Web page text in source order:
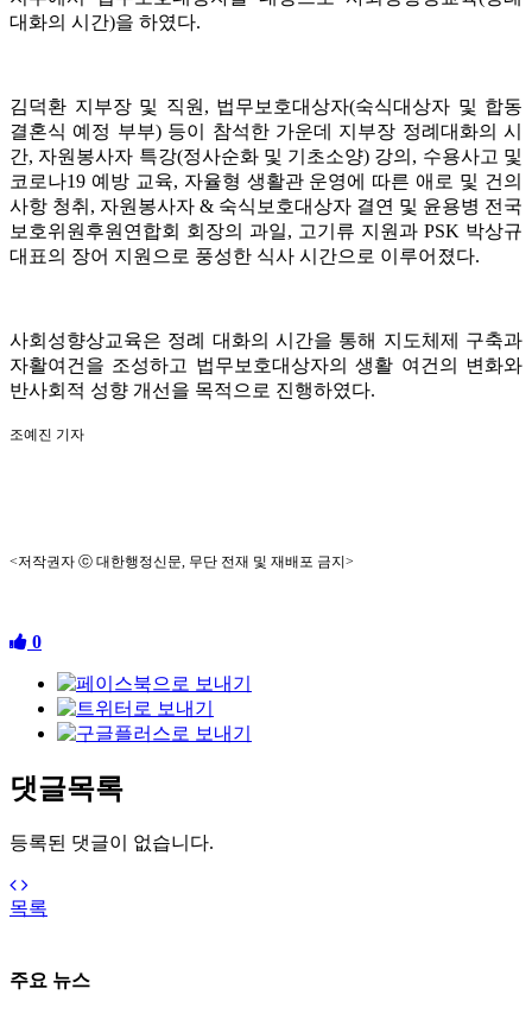
대화의 시간)을 하였다.
김덕환 지부장 및 직원, 법무보호대상자(숙식대상자 및 합동
결혼식 예정 부부) 등이 참석한 가운데 지부장 정례대화의 시
간, 자원봉사자 특강(정사순화 및 기초소양) 강의, 수용사고 및
코로나19 예방 교육, 자율형 생활관 운영에 따른 애로 및 건의
사항 청취, 자원봉사자 & 숙식보호대상자 결연 및 윤용병 전국
보호위원후원연합회 회장의 과일, 고기류 지원과 PSK 박상규
대표의 장어 지원으로 풍성한 식사 시간으로 이루어졌다.
사회성향상교육은 정례 대화의 시간을 통해 지도체제 구축과
자활여건을 조성하고 법무보호대상자의 생활 여건의 변화와
반사회적 성향 개선을 목적으로 진행하였다.
조예진 기자
<저작권자 ⓒ 대한행정신문, 무단 전재 및 재배포 금지>
0
댓글목록
등록된 댓글이 없습니다.
목록
주요 뉴스